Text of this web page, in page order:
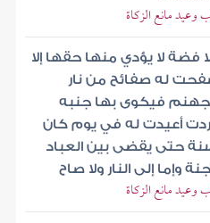
مانع الزكاة
لا يؤدي منها حقها إلا
له صفائح من نار
جهنم فيكوى بها جنبه
أعيدت له في يوم كان
حتى يقضى بين العباد
وإما إلى النار ولا صاح
مانع الزكاة